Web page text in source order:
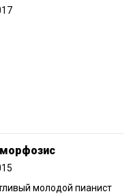
молодой пианист